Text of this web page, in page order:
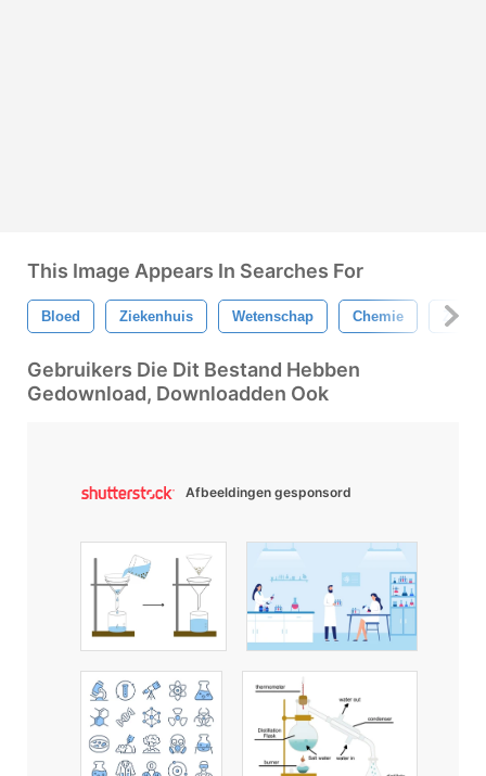
This Image Appears In Searches For
Bloed Ziekenhuis Wetenschap Chemie Ziekte
Gebruikers Die Dit Bestand Hebben
Gedownload, Downloadden Ook
Afbeeldingen gesponsord